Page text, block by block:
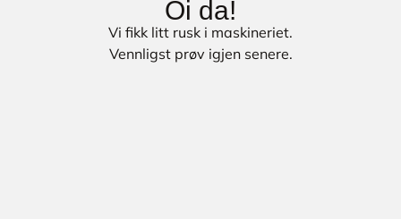
Oi da!
Vi fikk litt rusk i maskineriet.
Vennligst prøv igjen senere.